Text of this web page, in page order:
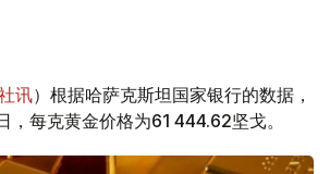
讯）根据哈萨克斯坦国家银行的数据，
每克黄金价格为61 444.62坚戈。